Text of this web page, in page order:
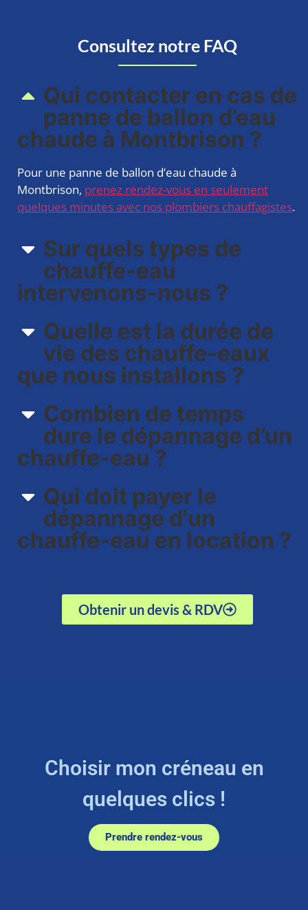
Consultez notre FAQ
Qui contacter en cas de
panne de ballon d’eau
chaude à Montbrison ?
Pour une panne de ballon d’eau chaude à
Montbrison, prenez rendez-vous en seulement
quelques minutes avec nos plombiers chauffagistes.
Sur quels types de
chauffe-eau
intervenons-nous ?​
Quelle est la durée de
vie des chauffe-eaux
que nous installons ?
Combien de temps
dure le dépannage d’un
chauffe-eau ?
Qui doit payer le
dépannage d'un
chauffe-eau en location ?
Obtenir un devis & RDV
Choisir mon créneau en
quelques clics !
Prendre rendez-vous